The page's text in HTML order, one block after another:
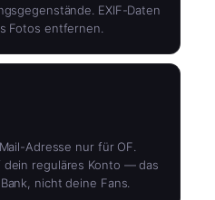
EXIF-Daten
Fotos entfernen.
Adresse nur für OF.
dein reguläres Konto — das
nicht deine Fans.